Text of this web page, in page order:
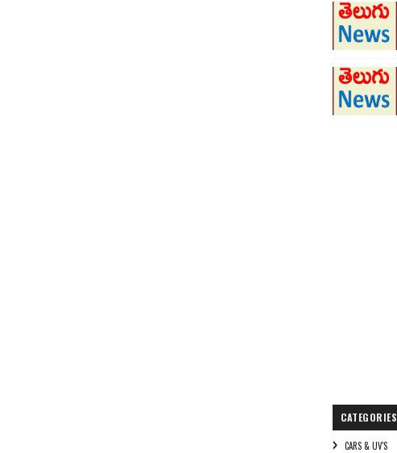
CATEGORIES
CARS & UV'S